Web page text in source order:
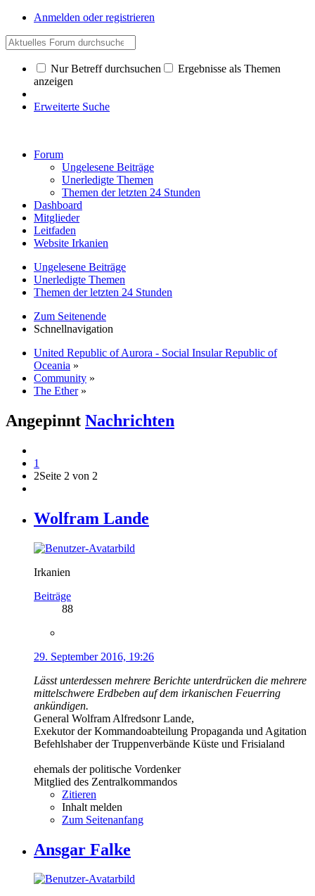
Anmelden oder registrieren
Nur Betreff durchsuchen
Ergebnisse als Themen
anzeigen
Erweiterte Suche
Forum
Ungelesene Beiträge
Unerledigte Themen
Themen der letzten 24 Stunden
Dashboard
Mitglieder
Leitfaden
Website Irkanien
Ungelesene Beiträge
Unerledigte Themen
Themen der letzten 24 Stunden
Zum Seitenende
Schnellnavigation
United Republic of Aurora - Social Insular Republic of
Oceania »
Community »
The Ether »
Angepinnt Nachrichten
1
2Seite 2 von 2
Wolfram Lande
Irkanien
Beiträge
88
29. September 2016, 19:26
Lässt unterdessen mehrere Berichte unterdrücken die mehrere
mittelschwere Erdbeben auf dem irkanischen Feuerring
ankündigen.
General Wolfram Alfredsonr Lande,
Exekutor der Kommandoabteilung Propaganda und Agitation
Befehlshaber der Truppenverbände Küste und Frisialand
ehemals der politische Vordenker
Mitglied des Zentralkommandos
Zitieren
Inhalt melden
Zum Seitenanfang
Ansgar Falke